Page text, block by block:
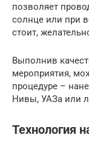
позволяет
солнце или при
стоит,
Выполнив
мероприятия,
процедуре –
Нивы, УАЗа или
Технология